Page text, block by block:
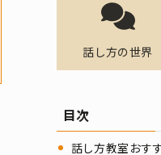
話し方の世界
目次
話し方教室おす